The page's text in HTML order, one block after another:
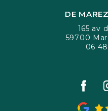
DE
165 av
59700
06